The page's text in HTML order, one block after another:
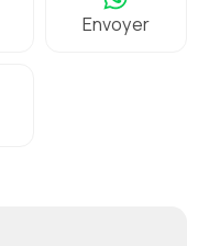
Envoyer